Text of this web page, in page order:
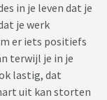
in je leven dat je
je werk
er iets positiefs
terwijl je in je
lastig, dat
uit kan storten